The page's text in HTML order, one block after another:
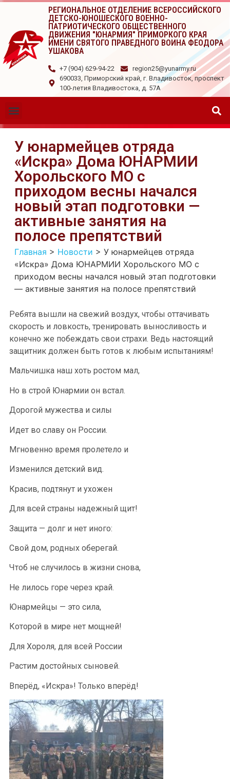
РЕГИОНАЛЬНОЕ ОТДЕЛЕНИЕ ВСЕРОССИЙСКОГО
ДЕТСКО-ЮНОШЕСКОГО ВОЕННО-
ПАТРИОТИЧЕСКОГО ОБЩЕСТВЕННОГО
ДВИЖЕНИЯ "ЮНАРМИЯ" ПРИМОРКОГО КРАЯ
ИМЕНИ СВЯТОГО ПРАВЕДНОГО ВОИНА ФЕОДОРА
УШАКОВА
+7 (904) 629-94-22
region25@yunarmy.ru
690033, Приморский край, г. Владивосток, проспект
100-летия Владивостока, д. 57А
У юнармейцев отряда
«Искра» Дома ЮНАРМИИ
Хорольского МО с
приходом весны начался
новый этап подготовки —
активные занятия на
полосе препятствий
Главная > Новости > У юнармейцев отряда
«Искра» Дома ЮНАРМИИ Хорольского МО с
приходом весны начался новый этап подготовки
— активные занятия на полосе препятствий
Ребята вышли на свежий воздух, чтобы оттачивать
скорость и ловкость, тренировать выносливость и
конечно же побеждать свои страхи. Ведь настоящий
защитник должен быть готов к любым испытаниям!
Мальчишка наш хоть ростом мал,
Но в строй Юнармии он встал.
Дорогой мужества и силы
Идет во славу он России.
Мгновенно время пролетело и
Изменился детский вид.
Красив, подтянут и ухожен
Для всей страны надежный щит!
Защита — долг и нет иного:
Свой дом, родных оберегай.
Чтоб не случилось в жизни снова,
Не лилось горе через край.
Юнармейцы — это сила,
Которой в мире нет мощней!
Для Хороля, для всей России
Растим достойных сыновей.
Вперёд, «Искра»! Только вперёд!